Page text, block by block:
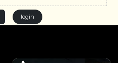
login